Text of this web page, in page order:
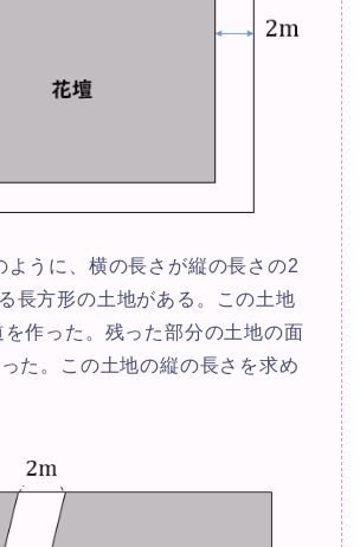
ように、横の長さが縦の長さの2
長方形の土地がある。この土地
作った。残った部分の土地の面
た。この土地の縦の長さを求め